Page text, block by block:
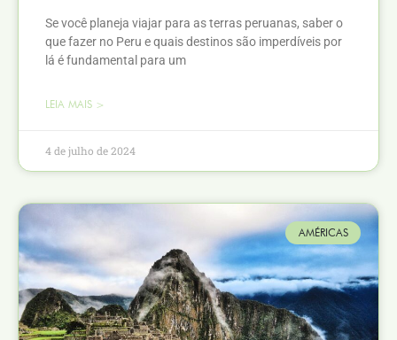
Se você planeja viajar para as terras peruanas, saber o
que fazer no Peru e quais destinos são imperdíveis por
lá é fundamental para um
LEIA MAIS >
4 de julho de 2024
AMÉRICAS